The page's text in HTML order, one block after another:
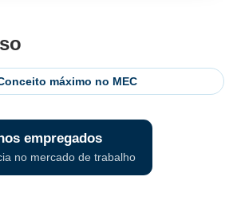
máximo no MEC